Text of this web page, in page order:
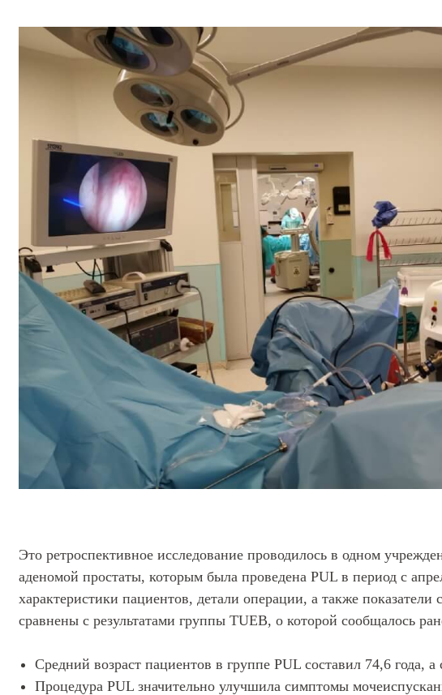
Это ретроспективное исследование проводилось в одном
аденомой простаты, которым была проведена PUL в период с
характеристики пациентов, детали операции, а также
сравнены с результатами группы TUEB, о которой сообщалось
Средний возраст пациентов в группе PUL составил 74,6 года,
Процедура PUL значительно улучшила симптомы